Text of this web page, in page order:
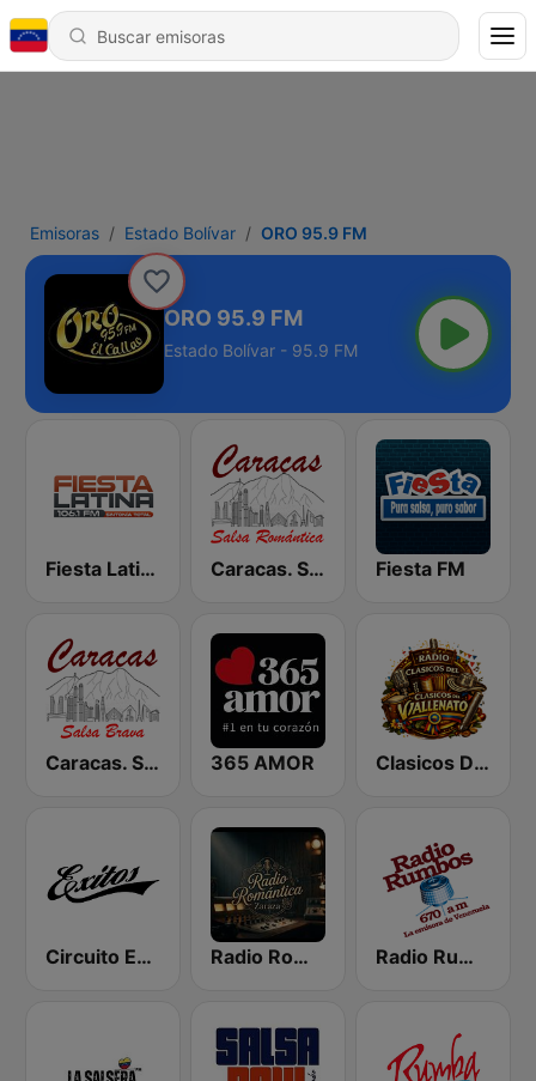
Emisoras Estado Bolívar ORO 95.9 FM
ORO 95.9 FM
Estado Bolívar - 95.9 FM
Fiesta Latina 106.1 FM Caracas. Salsa Romántica Fiesta FM
Caracas. Salsa Brava... 365 AMOR Clasicos Del Vallenato
Circuito Exitos 99.9 FM Radio Romántica Radio Rumbos